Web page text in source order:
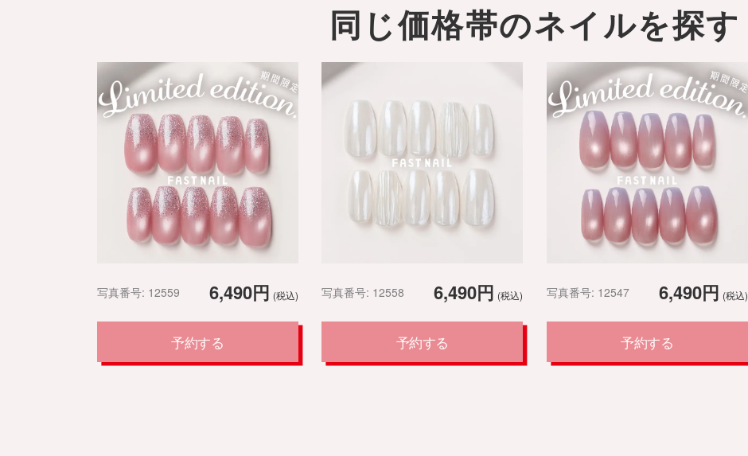
同じ価格帯のネイルを探す
6,490円 (税込)
写真番号: 12559
予約する
6,490円 (税込)
写真番号: 12558
予約する
6,490円 (税込)
写真番号: 12547
予約する